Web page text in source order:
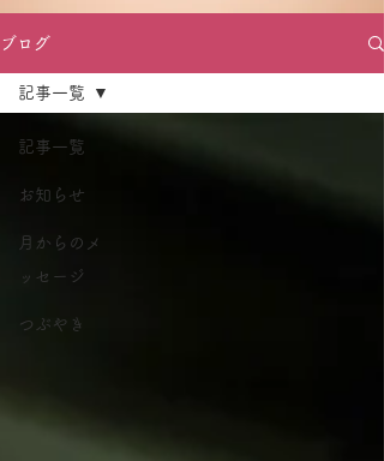
ブログ
記事一覧
お知らせ
月からのメ
ッセージ
つぶやき
記事一覧